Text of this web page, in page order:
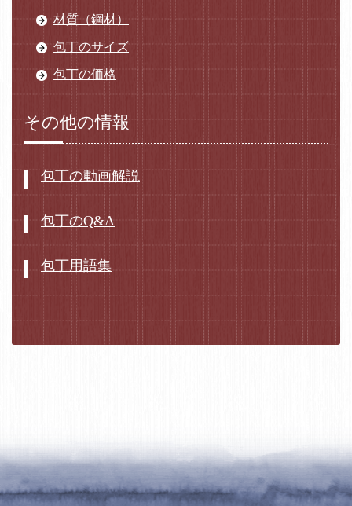
材質（鋼材）
包丁のサイズ
包丁の価格
その他の情報
包丁の動画解説
包丁のQ&A
包丁用語集